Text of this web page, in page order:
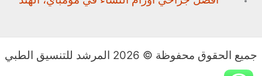
جميع الحقوق محفوظة © 2026 المرشد للتنسيق الطبي